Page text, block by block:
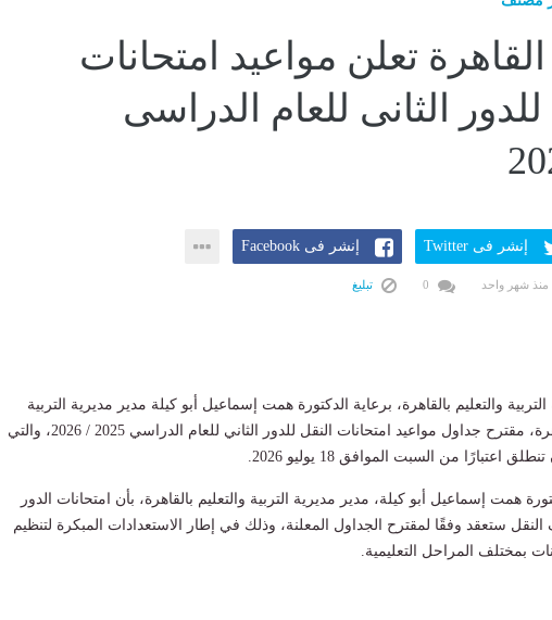
القاهرة تعلن مواعيد امتحانات
للدور الثانى للعام الدراسى
إنشر فى Twitter إنشر فى Facebook
منذ شهر واحد تبليغ
والتعليم بالقاهرة، برعاية الدكتورة همت إسماعيل أبو كيلة مدير مديرية التربية
والتعليم بالقاهرة، مقترح جداول مواعيد امتحانات النقل للدور الثاني للعام الدراسي 2025 / 2026، والتي
اعتبارًا من السبت الموافق 18 يوليو 2026.
همت إسماعيل أبو كيلة، مدير مديرية التربية والتعليم بالقاهرة، بأن امتحانات الدور
النقل ستعقد وفقًا لمقترح الجداول المعلنة، وذلك في إطار الاستعدادات المبكرة لتنظيم
بمختلف المراحل التعليمية.